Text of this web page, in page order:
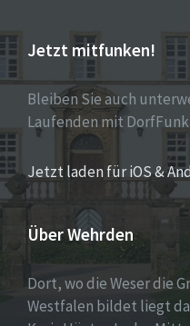
Jetzt mitfunken!
Bleiben Sie auch
Laufenden mit
Jetzt laden für iOS &
Über Wehrden
Dort, wo die Weser die
Westfalen bildet liegt